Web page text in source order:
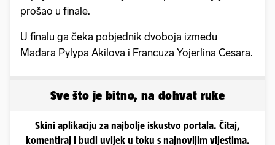
prošao u finale.
U finalu ga čeka pobjednik dvoboja između
Mađara Pylypa Akilova i Francuza Yojerlina Cesara.
Sve što je bitno, na dohvat ruke
Skini aplikaciju za najbolje iskustvo portala. Čitaj,
komentiraj i budi uvijek u toku s najnovijim vijestima.